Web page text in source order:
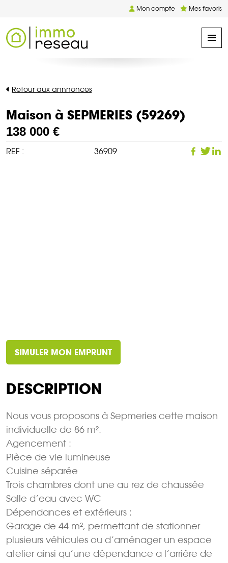
Mon compte Mes favoris
Retour aux annnonces
Maison à SEPMERIES (59269)
138 000 €
REF : 36909
SIMULER MON EMPRUNT
DESCRIPTION
Nous vous proposons à Sepmeries cette maison
individuelle de 86 m².
Agencement :
Pièce de vie lumineuse
Cuisine séparée
Trois chambres dont une au rez de chaussée
Salle d’eau avec WC
Dépendances et extérieurs :
Garage de 44 m², permettant de stationner
plusieurs véhicules ou d’aménager un espace
atelier ainsi qu’une dépendance a l’arrière de